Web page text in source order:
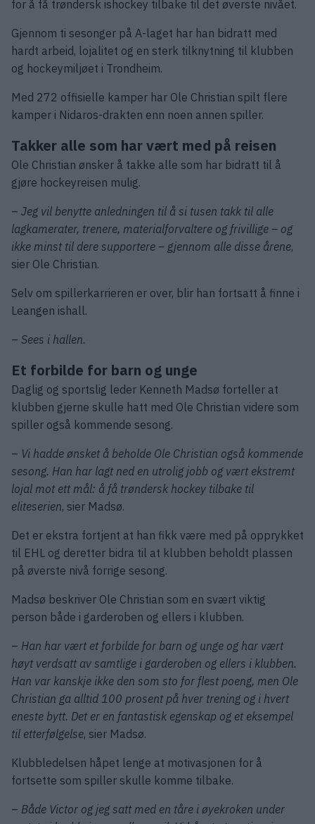
for å få trøndersk ishockey tilbake til det øverste nivået.
Gjennom ti sesonger på A-laget har han bidratt med
hardt arbeid, lojalitet og en sterk tilknytning til klubben
og hockeymiljøet i Trondheim.
Med 272 offisielle kamper har Ole Christian spilt flere
kamper i Nidaros-drakten enn noen annen spiller.
Takker alle som har vært med på reisen
Ole Christian ønsker å takke alle som har bidratt til å
gjøre hockeyreisen mulig.
– Jeg vil benytte anledningen til å si tusen takk til alle
lagkamerater, trenere, materialforvaltere og frivillige – og
ikke minst til dere supportere – gjennom alle disse årene,
sier Ole Christian.
Selv om spillerkarrieren er over, blir han fortsatt å finne i
Leangen ishall.
– Sees i hallen.
Et forbilde for barn og unge
Daglig og sportslig leder Kenneth Madsø forteller at
klubben gjerne skulle hatt med Ole Christian videre som
spiller også kommende sesong.
– Vi hadde ønsket å beholde Ole Christian også kommende
sesong. Han har lagt ned en utrolig jobb og vært ekstremt
lojal mot ett mål: å få trøndersk hockey tilbake til
eliteserien, sier Madsø.
Det er ekstra fortjent at han fikk være med på opprykket
til EHL og deretter bidra til at klubben beholdt plassen
på øverste nivå forrige sesong.
Madsø beskriver Ole Christian som en svært viktig
person både i garderoben og ellers i klubben.
– Han har vært et forbilde for barn og unge og har vært
høyt verdsatt av samtlige i garderoben og ellers i klubben.
Han var kanskje ikke den som sto for flest poeng, men Ole
Christian ga alltid 100 prosent på hver trening og i hvert
eneste bytt. Det er en fantastisk egenskap og et eksempel
til etterfølgelse, sier Madsø.
Klubbledelsen håpet lenge at motivasjonen for å
fortsette som spiller skulle komme tilbake.
– Både Victor og jeg satt med en tåre i øyekroken under